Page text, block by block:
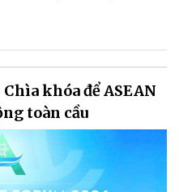
khóa để ASEAN
toàn cầu